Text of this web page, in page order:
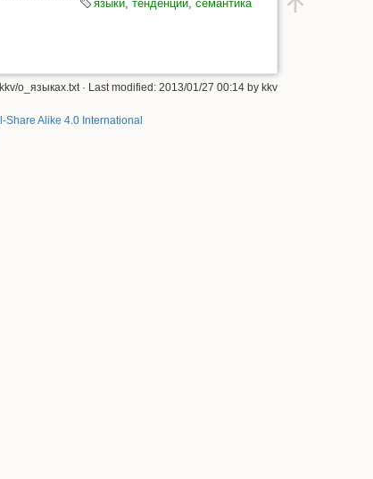
языки, тенденции, семантика
о_языках.txt· Last modified: 2013/01/27 00:14 by kkv
Share Alike 4.0 International